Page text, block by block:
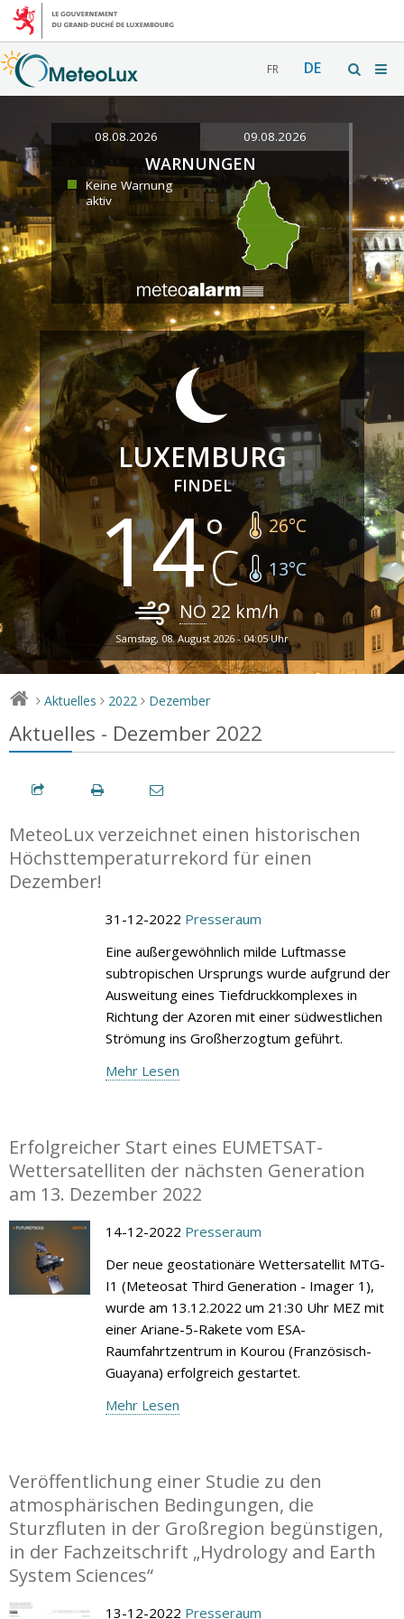
FR DE
08.08.2026 09.08.2026
WARNUNGEN
Keine Warnung
aktiv
LUXEMBURG
FINDEL
14 26°C
13°C
NO 22 km/h
Samstag, 08. August 2026 - 04:05 Uhr
> Aktuelles > 2022 > Dezember
Aktuelles - Dezember 2022
MeteoLux verzeichnet einen historischen
Höchsttemperaturrekord für einen
Dezember!
31-12-2022 Presseraum
Eine außergewöhnlich milde Luftmasse
subtropischen Ursprungs wurde aufgrund der
Ausweitung eines Tiefdruckkomplexes in
Richtung der Azoren mit einer südwestlichen
Strömung ins Großherzogtum geführt.
Mehr Lesen
Erfolgreicher Start eines EUMETSAT-
Wettersatelliten der nächsten Generation
am 13. Dezember 2022
14-12-2022 Presseraum
Der neue geostationäre Wettersatellit MTG-
I1 (Meteosat Third Generation - Imager 1),
wurde am 13.12.2022 um 21:30 Uhr MEZ mit
einer Ariane-5-Rakete vom ESA-
Raumfahrtzentrum in Kourou (Französisch-
Guayana) erfolgreich gestartet.
Mehr Lesen
Veröffentlichung einer Studie zu den
atmosphärischen Bedingungen, die
Sturzfluten in der Großregion begünstigen,
in der Fachzeitschrift „Hydrology and Earth
System Sciences“
13-12-2022 Presseraum